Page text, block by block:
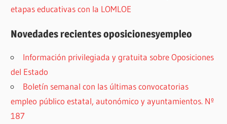
etapas educativas con la LOMLOE
Novedades recientes oposicionesyempleo
Información privilegiada y gratuita sobre Oposiciones
del Estado
Boletín semanal con las últimas convocatorias
empleo público estatal, autonómico y ayuntamientos. Nº
187